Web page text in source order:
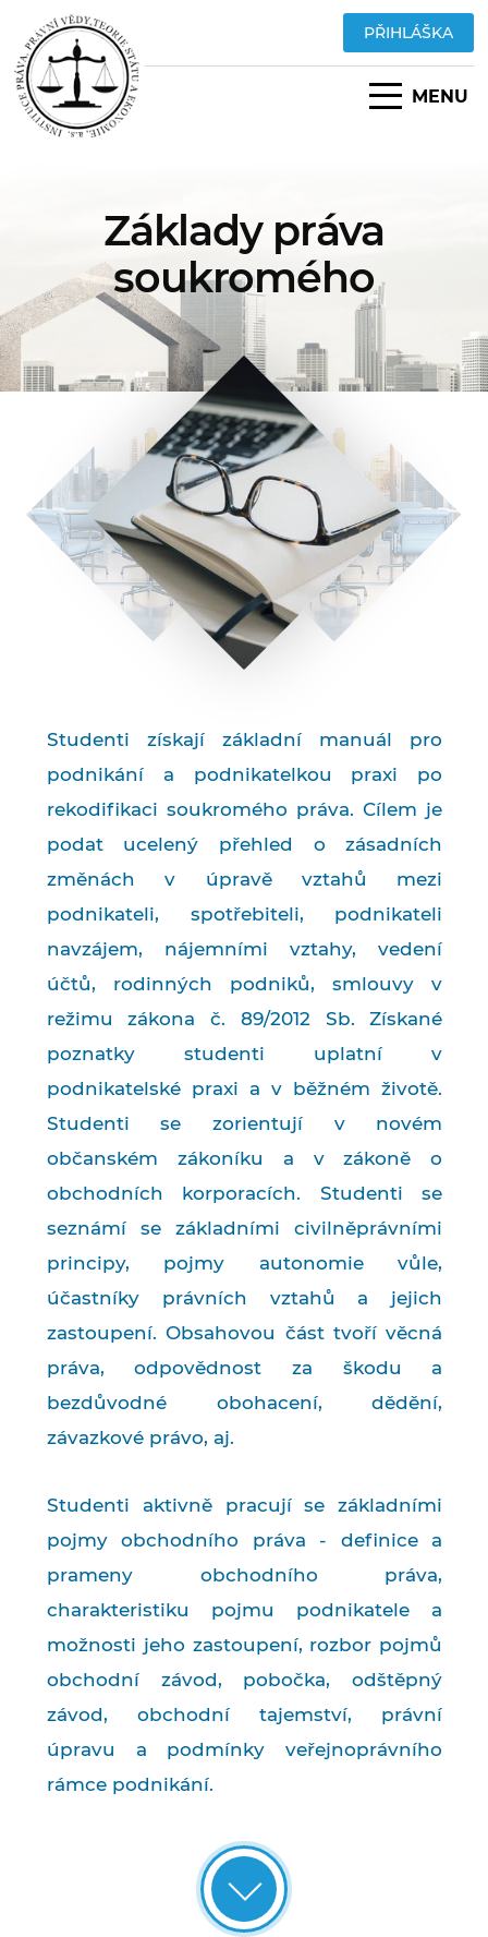
PŘIHLÁŠKA
MENU
Základy práva
soukromého
Studenti získají základní manuál pro
podnikání a podnikatelkou praxi po
rekodifikaci soukromého práva. Cílem je
podat ucelený přehled o zásadních
změnách v úpravě vztahů mezi
podnikateli, spotřebiteli, podnikateli
navzájem, nájemními vztahy, vedení
účtů, rodinných podniků, smlouvy v
režimu zákona č. 89/2012 Sb. Získané
poznatky studenti uplatní v
podnikatelské praxi a v běžném životě.
Studenti se zorientují v novém
občanském zákoníku a v zákoně o
obchodních korporacích. Studenti se
seznámí se základními civilněprávními
principy, pojmy autonomie vůle,
účastníky právních vztahů a jejich
zastoupení. Obsahovou část tvoří věcná
práva, odpovědnost za škodu a
bezdůvodné obohacení, dědění,
závazkové právo, aj.
Studenti aktivně pracují se základními
pojmy obchodního práva - definice a
prameny obchodního práva,
charakteristiku pojmu podnikatele a
možnosti jeho zastoupení, rozbor pojmů
obchodní závod, pobočka, odštěpný
závod, obchodní tajemství, právní
úpravu a podmínky veřejnoprávního
rámce podnikání.